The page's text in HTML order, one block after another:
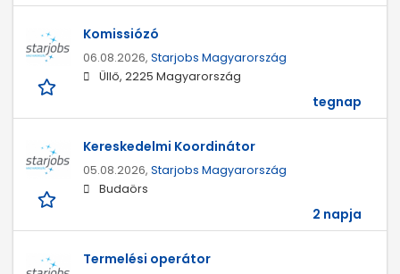
Komissiózó
06.08.2026, Starjobs Magyarország
Üllő, 2225 Magyarország
tegnap
Kereskedelmi Koordinátor
05.08.2026, Starjobs Magyarország
Budaörs
2 napja
Termelési operátor